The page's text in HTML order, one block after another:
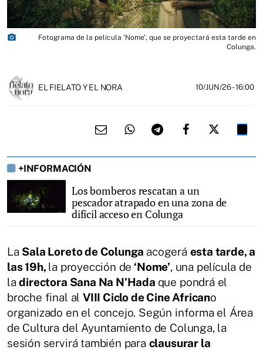
photo_camera
Fotograma de la película 'Nome', que se proyectará esta tarde en
Colunga.
EL FIELATO Y EL NORA 10/JUN/26- 16:00
+INFORMACIÓN
Los bomberos rescatan a un
pescador atrapado en una zona de
difícil acceso en Colunga
La Sala Loreto de Colunga acogerá esta tarde, a
las 19h, la proyección de ‘Nome’, una película de
ladirectora Sana Na N’Hada que pondrá el
broche final al VIII Ciclo de Cine Africano
organizado en el concejo. Según informa el Área
de Cultura del Ayuntamiento de Colunga, la
sesión servirá también para clausurar la